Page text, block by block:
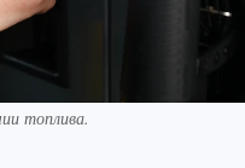
топлива.